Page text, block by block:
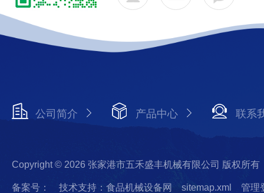
公司简介 产品中心 联系
Copyright © 2026 张家港市五禾盛丰机械有限公司 版权所有
备案号： 技术支持：食品机械设备网 sitemap.xml 管理